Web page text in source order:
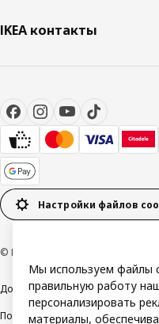
IKEA контакты
Настройки файлов
© Inter IKEA Systems B.V. 1999-2026
ДоступностьОбщие условия
Политика конфиденциальности
Мы используем файлы
правильную работу
персонализировать
материалы,